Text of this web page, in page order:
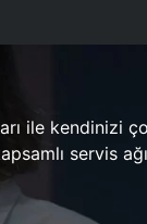
ile kendinizi
servis